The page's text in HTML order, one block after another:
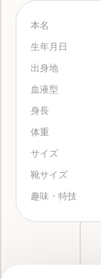
本名
生年月日
出身地
血液型
身長
体重
サイズ
靴サイズ
趣味・特技